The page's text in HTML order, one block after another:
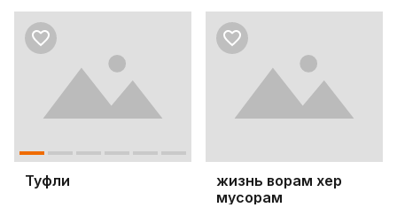
Туфли
жизнь ворам хер
мусорам